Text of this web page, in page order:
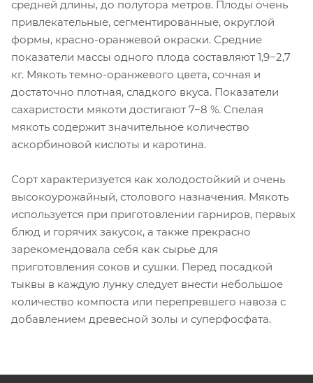
средней длины, до полутора метров. Плоды очень
привлекательные, сегментированные, округлой
формы, красно-оранжевой окраски. Средние
показатели массы одного плода составляют 1,9−2,7
кг. Мякоть темно-оранжевого цвета, сочная и
достаточно плотная, сладкого вкуса. Показатели
сахаристости мякоти достигают 7−8 %. Спелая
мякоть содержит значительное количество
аскорбиновой кислоты и каротина.
Сорт характеризуется как холодостойкий и очень
высокоурожайный, столового назначения. Мякоть
используется при приготовлении гарниров, первых
блюд и горячих закусок, а также прекрасно
зарекомендовала себя как сырье для
приготовления соков и сушки. Перед посадкой
тыквы в каждую лунку следует внести небольшое
количество компоста или перепревшего навоза с
добавлением древесной золы и суперфосфата.